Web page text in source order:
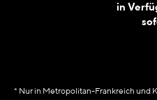
in
* Nur in Metropolitan-Frankreich und